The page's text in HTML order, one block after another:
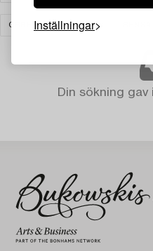
Inställningar
ORREFORS LIGHTING
Din sökning